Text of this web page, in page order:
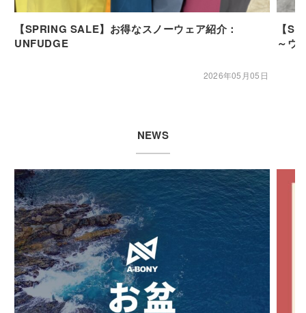
【SPRING SALE】お得なスノーウェア紹介：
UNFUDGE
2026年05月05日
【
～ウ
NEWS